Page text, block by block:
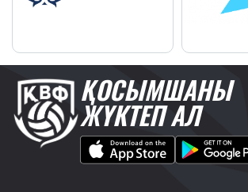
ҚОСЫМШАНЫ
ЖҮКТЕП АЛ